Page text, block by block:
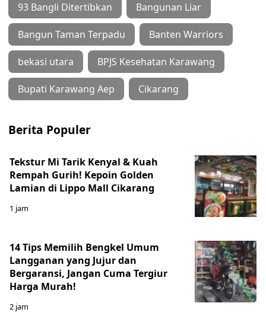
93 Bangli Ditertibkan Bangunan Liar
Bangun Taman Terpadu Banten Warriors
bekasi utara BPJS Kesehatan Karawang
Bupati Karawang Aep Cikarang
Berita Populer
Tekstur Mi Tarik Kenyal & Kuah
Rempah Gurih! Kepoin Golden
Lamian di Lippo Mall Cikarang
1 jam
14 Tips Memilih Bengkel Umum
Langganan yang Jujur dan
Bergaransi, Jangan Cuma Tergiur
Harga Murah!
2 jam